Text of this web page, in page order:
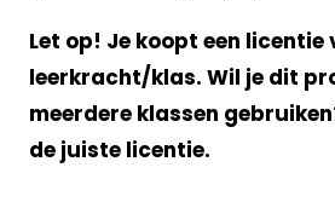
Let op! Je koopt een licentie
leerkracht/klas. Wil je dit
meerdere klassen
de juiste licentie.